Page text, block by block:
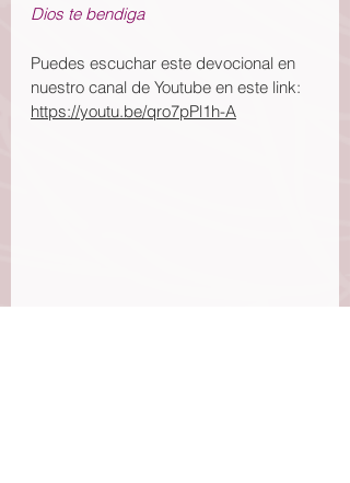
Dios te bendiga
Puedes escuchar este devocional en
nuestro canal de Youtube en este link:
https://youtu.be/qro7pPl1h-A